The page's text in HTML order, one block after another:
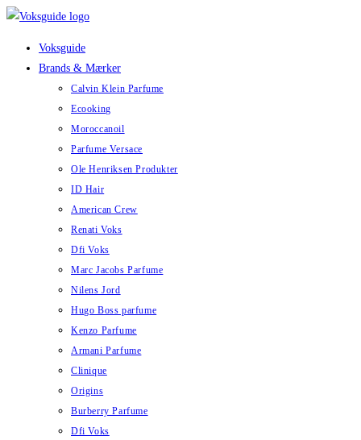
Skip
Voksguide
Brands & Mærker
Calvin Klein Parfume
Ecooking
Moroccanoil
Parfume Versace
Ole Henriksen Produkter
ID Hair
American Crew
Renati Voks
Dfi Voks
Marc Jacobs Parfume
Nilens Jord
Hugo Boss parfume
Kenzo Parfume
Armani Parfume
Clinique
Origins
Burberry Parfume
Dfi Voks